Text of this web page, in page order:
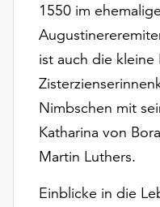
weiterhin
ausgeführt.
Möchten
verwendeten
Cookies
anpassen,
1550 im
ist auch die kleine
Nimbschen mit
Katharina von
Martin Luthers.
Einblicke in die